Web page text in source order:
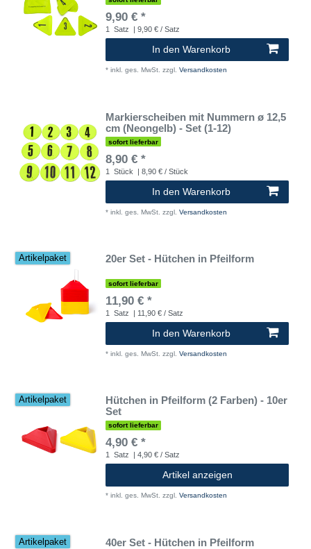
9,90 € *
1 Satz | 9,90 € / Satz
In den Warenkorb
* inkl. ges. MwSt. zzgl. Versandkosten
Markierscheiben mit Nummern ø 12,5
cm (Neongelb) - Set (1-12)
sofort lieferbar
8,90 € *
1 Stück | 8,90 € / Stück
In den Warenkorb
* inkl. ges. MwSt. zzgl. Versandkosten
Artikelpaket 20er Set - Hütchen in Pfeilform
sofort lieferbar
11,90 € *
1 Satz | 11,90 € / Satz
In den Warenkorb
* inkl. ges. MwSt. zzgl. Versandkosten
Artikelpaket
Hütchen in Pfeilform (2 Farben) - 10er
Set
sofort lieferbar
4,90 € *
1 Satz | 4,90 € / Satz
Artikel anzeigen
* inkl. ges. MwSt. zzgl. Versandkosten
Artikelpaket 40er Set - Hütchen in Pfeilform